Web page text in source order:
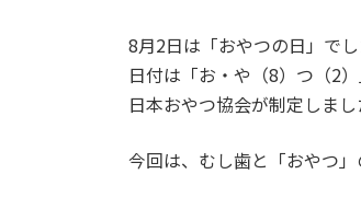
8月2日は「おやつの日」でし
日付は「お・や（8）つ（2
日本おやつ協会が制定しまし
今回は、むし歯と「おやつ」